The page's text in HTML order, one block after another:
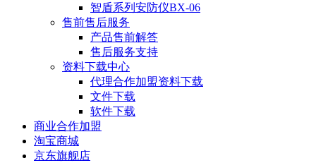
智盾系列安防仪BX-06
售前售后服务
产品售前解答
售后服务支持
资料下载中心
代理合作加盟资料下载
文件下载
软件下载
商业合作加盟
淘宝商城
京东旗舰店